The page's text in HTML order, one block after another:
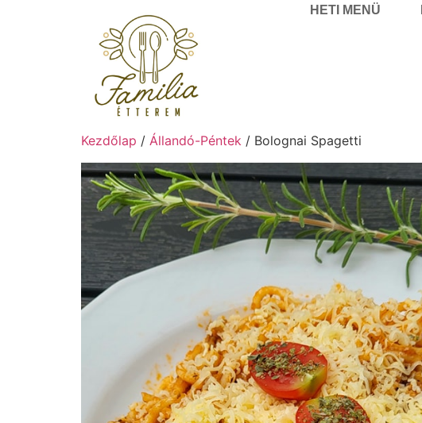
HETI MENÜ
Kezdőlap / Állandó-Péntek / Bolognai Spagetti